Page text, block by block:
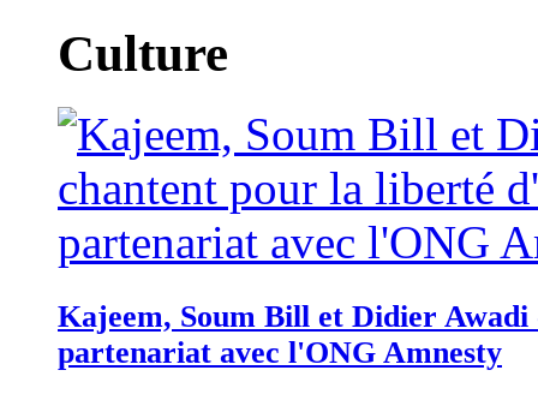
Culture
Kajeem, Soum Bill et Didier
partenariat avec l'ONG Amnesty